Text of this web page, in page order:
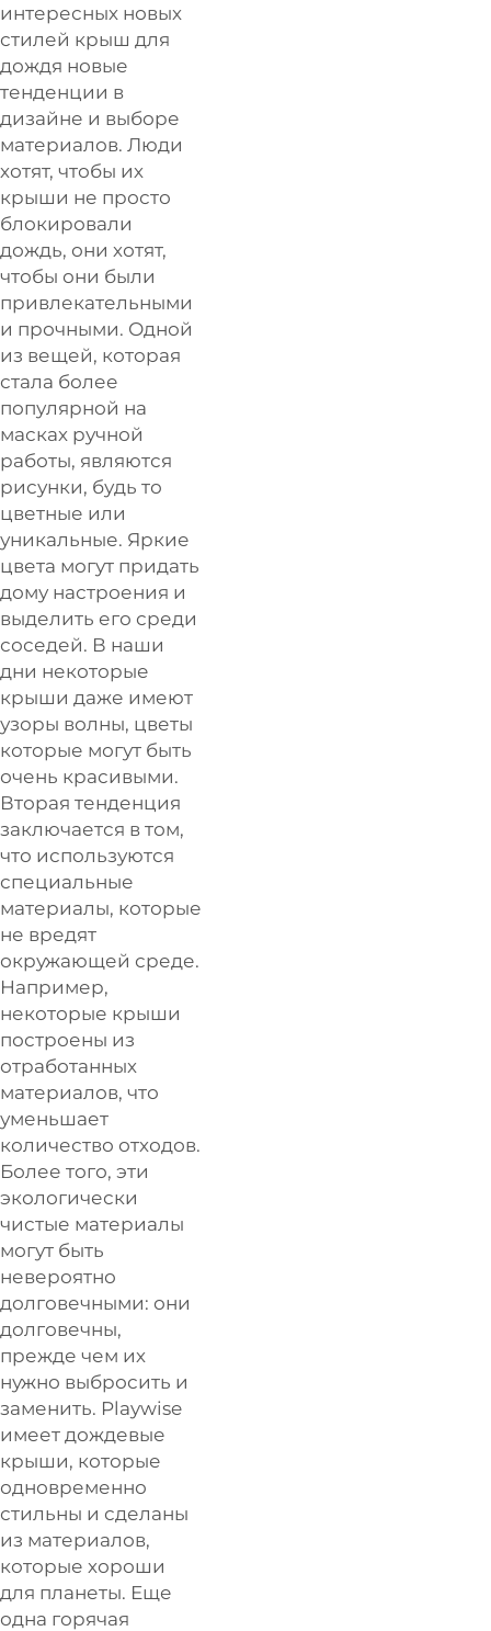
интересных новых
стилей крыш для
дождя новые
тенденции в
дизайне и выборе
материалов. Люди
хотят, чтобы их
крыши не просто
блокировали
дождь, они хотят,
чтобы они были
привлекательными
и прочными. Одной
из вещей, которая
стала более
популярной на
масках ручной
работы, являются
рисунки, будь то
цветные или
уникальные. Яркие
цвета могут придать
дому настроения и
выделить его среди
соседей. В наши
дни некоторые
крыши даже имеют
узоры волны, цветы
которые могут быть
очень красивыми.
Вторая тенденция
заключается в том,
что используются
специальные
материалы, которые
не вредят
окружающей среде.
Например,
некоторые крыши
построены из
отработанных
материалов, что
уменьшает
количество отходов.
Более того, эти
экологически
чистые материалы
могут быть
невероятно
долговечными: они
долговечны,
прежде чем их
нужно выбросить и
заменить. Playwise
имеет дождевые
крыши, которые
одновременно
стильны и сделаны
из материалов,
которые хороши
для планеты. Еще
одна горячая